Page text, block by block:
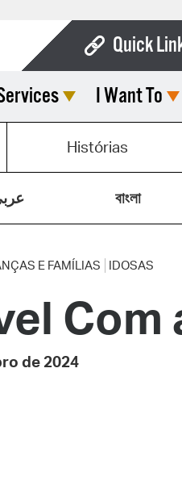
Quick
Boards &
Calendar
Contact
Forms &
Municipal
Open
I Want To
Histórias
বাংলা
E FAMÍLIAS IDOSAS
Com
de 2024